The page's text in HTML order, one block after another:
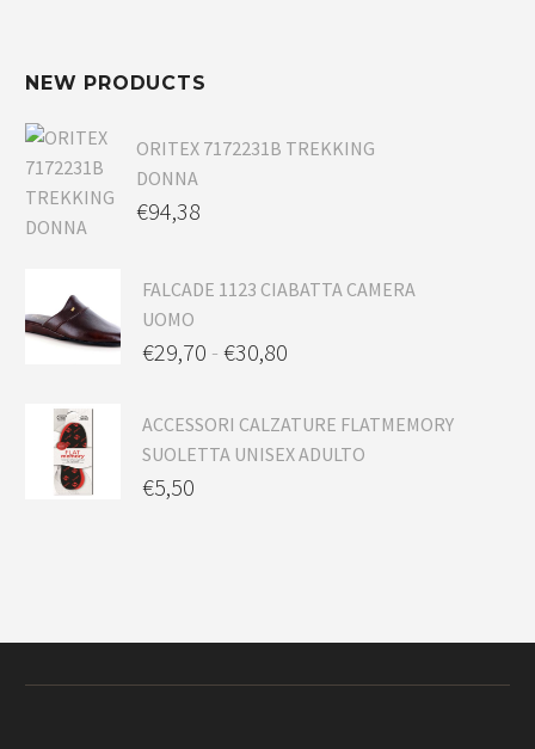
NEW PRODUCTS
ORITEX 7172231B TREKKING
DONNA
€94,38
FALCADE 1123 CIABATTA CAMERA
UOMO
€29,70 - €30,80
ACCESSORI CALZATURE FLATMEMORY
SUOLETTA UNISEX ADULTO
€5,50